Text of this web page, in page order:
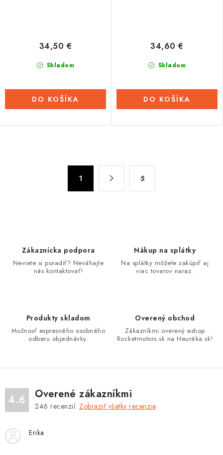
Skladom
34,50 €
DO KOŠÍKA
Skladom
34,60 €
DO KOŠÍKA
s
u
1 5
Zákaznícka podpora
Neviete si poradiť? Neváhajte
nás kontaktovať!
Nákup na splátky
Na splátky môžete zakúpiť aj
viac tovarov naraz.
Produkty skladom
Možnosť expresného osobného
odberu objednávky.
Overený obchod
Zákazníkmi overený eshop
Rocketmotors.sk na Heuréka.sk!
4.6 Overené zákazníkmi
246 recenzií. Zobraziť všetky recenzie
Erika